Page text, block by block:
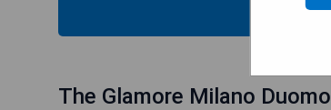
The Glamore Milano Duomo